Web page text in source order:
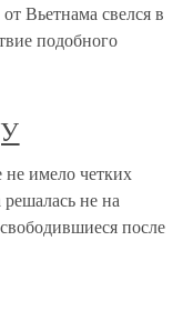
Вьетнама свелся в
подобного
имело четких
не на
после